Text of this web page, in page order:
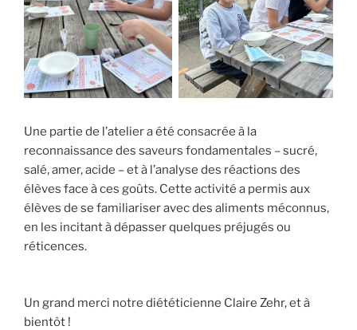
Une partie de l’atelier a été consacrée à la
reconnaissance des saveurs fondamentales – sucré,
salé, amer, acide – et à l’analyse des réactions des
élèves face à ces goûts. Cette activité a permis aux
élèves de se familiariser avec des aliments méconnus,
en les incitant à dépasser quelques préjugés ou
réticences.
Un grand merci notre diététicienne Claire Zehr, et à
bientôt !